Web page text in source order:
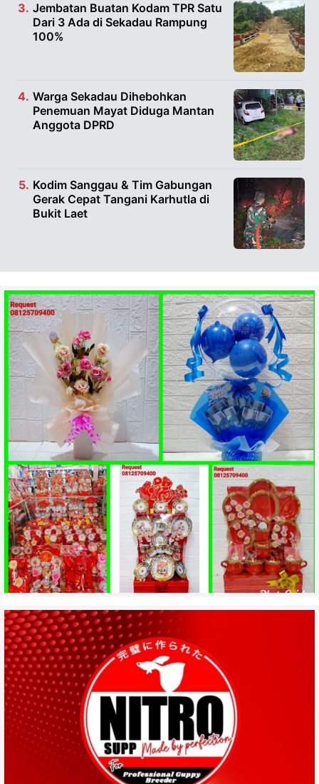
Jembatan Buatan Kodam TPR Satu
Dari 3 Ada di Sekadau Rampung
100%
Warga Sekadau Dihebohkan
Penemuan Mayat Diduga Mantan
Anggota DPRD
Kodim Sanggau & Tim Gabungan
Gerak Cepat Tangani Karhutla di
Bukit Laet